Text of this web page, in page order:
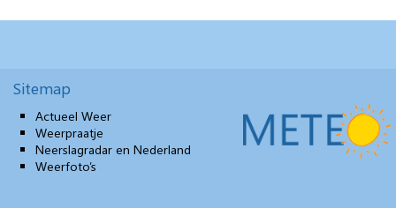
Sitemap
Actueel Weer
Weerpraatje
Neerslagradar en Nederland
Weerfoto’s